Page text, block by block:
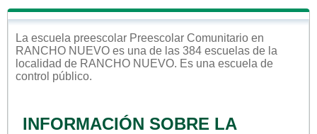
La escuela preescolar Preescolar Comunitario en
RANCHO NUEVO es una de las 384 escuelas de la
localidad de RANCHO NUEVO. Es una escuela de
control público.
INFORMACIÓN SOBRE LA